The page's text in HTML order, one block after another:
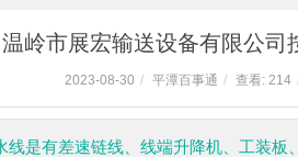
温岭市展宏输送设备有限公司
2023-08-30 / 平潭百事通 / 查看: 214
线是有差速链线、线端升降机、工装